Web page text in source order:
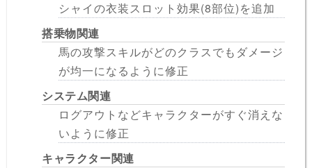
シャイの衣装スロット効果(8部位)を追加
搭乗物関連
馬の攻撃スキルがどのクラスでもダメージ
が均一になるように修正
システム関連
ログアウトなどキャラクターがすぐ消えな
いように修正
キャラクター関連